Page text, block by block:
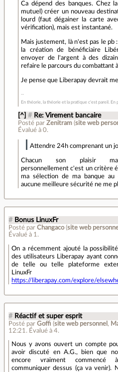
Ca dépend des banques. Chez
mutuel) créer un nouveau
lourd (faut dégainer la carte
vérification), mais est instantané.
Mais justement, là n'est pas le
la création de bénéficiaire
envoyer de l'argent à des
refaire le parcours du combattant
Je pense que Liberapay devrait
En théorie, la théorie et la pratique c'est pareil. En
[^] # Re: Virement bancaire
Posté parZenitram (site web
Évalué à0.
Attendre 24h comprenant un
Chacun son plaisir
personnellement c'est un critère
ma sélection de ma banque
aucune meilleure sécurité ne me
# Bonus LinuxFr
Posté par Changaco(site web
Évalué à 1 .
On a récemment ajouté la
des utilisateurs Liberapay ayant
de telle ou telle plateforme
https://liberapay.com/explore/
# Réactif et super esprit
Posté par Goffi (site web personnel ,
12:21 . Évalué à 4.
Nous y avons ouvert un compte
avoir discuté en A.G., bien que
encore vraiment
communiquer dessus (ça va venir).